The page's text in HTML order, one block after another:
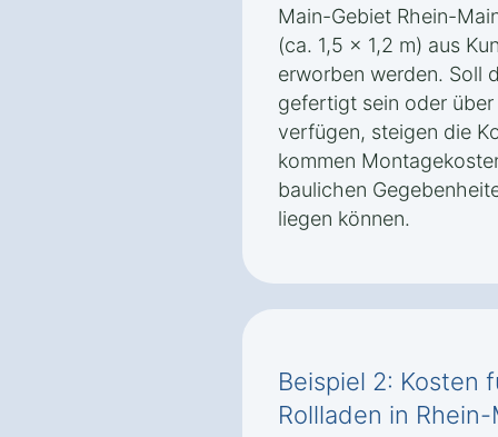
Main-Gebiet Rhein-
(ca. 1,5 x 1,2 m) aus
erworben werden. Soll
gefertigt sein oder
verfügen, steigen die
kommen
baulichen
liegen können.
Beispiel 2: Kosten
Rollladen in